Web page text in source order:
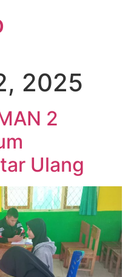
2025
2
Ulang